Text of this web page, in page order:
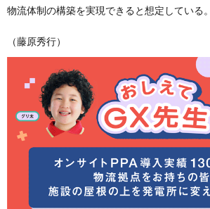
物流体制の構築を実現できると想定している。
（藤原秀行）